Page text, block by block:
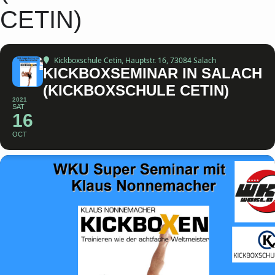
CETIN)
2021
SAT
16
OCT
Kickboxschule Cetin, Hauptstr. 16, 73084 Salach
KICKBOXSEMINAR IN SALACH
(KICKBOXSCHULE CETIN)